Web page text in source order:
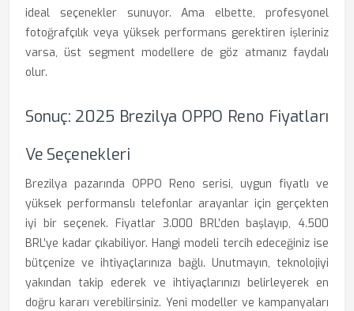
ideal seçenekler sunuyor. Ama elbette, profesyonel
fotoğrafçılık veya yüksek performans gerektiren işleriniz
varsa, üst segment modellere de göz atmanız faydalı
olur.
Sonuç: 2025 Brezilya OPPO Reno Fiyatları
Ve Seçenekleri
Brezilya pazarında OPPO Reno serisi, uygun fiyatlı ve
yüksek performanslı telefonlar arayanlar için gerçekten
iyi bir seçenek. Fiyatlar 3.000 BRL’den başlayıp, 4.500
BRL’ye kadar çıkabiliyor. Hangi modeli tercih edeceğiniz ise
bütçenize ve ihtiyaçlarınıza bağlı. Unutmayın, teknolojiyi
yakından takip ederek ve ihtiyaçlarınızı belirleyerek en
doğru kararı verebilirsiniz. Yeni modeller ve kampanyaları